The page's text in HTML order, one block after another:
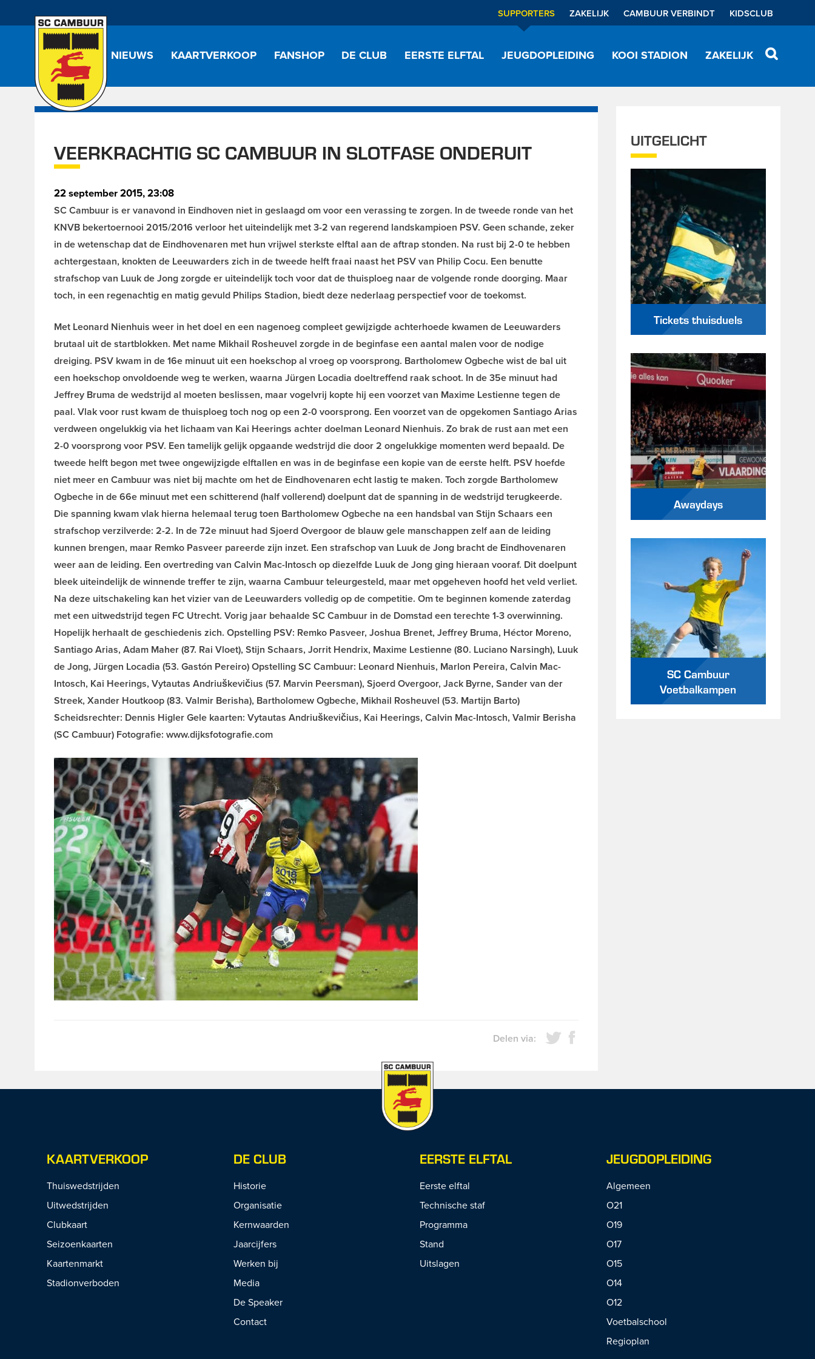
SUPPORTERS ZAKELIJK CAMBUUR VERBINDT KIDSCLUB
NIEUWS KAARTVERKOOP FANSHOP DE CLUB EERSTE ELFTAL JEUGDOPLEIDING KOOI STADION ZAKELIJK
VEERKRACHTIG SC CAMBUUR IN SLOTFASE ONDERUIT
22 september 2015, 23:08
SC Cambuur is er vanavond in Eindhoven niet in geslaagd om voor een verassing te zorgen. In de tweede ronde van het
KNVB bekertoernooi 2015/2016 verloor het uiteindelijk met 3-2 van regerend landskampioen PSV. Geen schande, zeker
in de wetenschap dat de Eindhovenaren met hun vrijwel sterkste elftal aan de aftrap stonden. Na rust bij 2-0 te hebben
achtergestaan, knokten de Leeuwarders zich in de tweede helft fraai naast het PSV van Philip Cocu. Een benutte
strafschop van Luuk de Jong zorgde er uiteindelijk toch voor dat de thuisploeg naar de volgende ronde doorging. Maar
toch, in een regenachtig en matig gevuld Philips Stadion, biedt deze nederlaag perspectief voor de toekomst.
Met Leonard Nienhuis weer in het doel en een nagenoeg compleet gewijzigde achterhoede kwamen de Leeuwarders
brutaal uit de startblokken. Met name Mikhail Rosheuvel zorgde in de beginfase een aantal malen voor de nodige
dreiging. PSV kwam in de 16e minuut uit een hoekschop al vroeg op voorsprong. Bartholomew Ogbeche wist de bal uit
een hoekschop onvoldoende weg te werken, waarna Jürgen Locadia doeltreffend raak schoot. In de 35e minuut had
Jeffrey Bruma de wedstrijd al moeten beslissen, maar vogelvrij kopte hij een voorzet van Maxime Lestienne tegen de
paal. Vlak voor rust kwam de thuisploeg toch nog op een 2-0 voorsprong. Een voorzet van de opgekomen Santiago Arias
verdween ongelukkig via het lichaam van Kai Heerings achter doelman Leonard Nienhuis. Zo brak de rust aan met een
2-0 voorsprong voor PSV. Een tamelijk gelijk opgaande wedstrijd die door 2 ongelukkige momenten werd bepaald. De
tweede helft begon met twee ongewijzigde elftallen en was in de beginfase een kopie van de eerste helft. PSV hoefde
niet meer en Cambuur was niet bij machte om het de Eindhovenaren echt lastig te maken. Toch zorgde Bartholomew
Ogbeche in de 66e minuut met een schitterend (half vollerend) doelpunt dat de spanning in de wedstrijd terugkeerde.
Die spanning kwam vlak hierna helemaal terug toen Bartholomew Ogbeche na een handsbal van Stijn Schaars een
strafschop verzilverde: 2-2. In de 72e minuut had Sjoerd Overgoor de blauw gele manschappen zelf aan de leiding
kunnen brengen, maar Remko Pasveer pareerde zijn inzet. Een strafschop van Luuk de Jong bracht de Eindhovenaren
weer aan de leiding. Een overtreding van Calvin Mac-Intosch op diezelfde Luuk de Jong ging hieraan vooraf. Dit doelpunt
bleek uiteindelijk de winnende treffer te zijn, waarna Cambuur teleurgesteld, maar met opgeheven hoofd het veld verliet.
Na deze uitschakeling kan het vizier van de Leeuwarders volledig op de competitie. Om te beginnen komende zaterdag
met een uitwedstrijd tegen FC Utrecht. Vorig jaar behaalde SC Cambuur in de Domstad een terechte 1-3 overwinning.
Hopelijk herhaalt de geschiedenis zich. Opstelling PSV: Remko Pasveer, Joshua Brenet, Jeffrey Bruma, Héctor Moreno,
Santiago Arias, Adam Maher (87. Rai Vloet), Stijn Schaars, Jorrit Hendrix, Maxime Lestienne (80. Luciano Narsingh), Luuk
de Jong, Jürgen Locadia (53. Gastón Pereiro) Opstelling SC Cambuur: Leonard Nienhuis, Marlon Pereira, Calvin Mac-
Intosch, Kai Heerings, Vytautas Andriuškevičius (57. Marvin Peersman), Sjoerd Overgoor, Jack Byrne, Sander van der
Streek, Xander Houtkoop (83. Valmir Berisha), Bartholomew Ogbeche, Mikhail Rosheuvel (53. Martijn Barto)
Scheidsrechter: Dennis Higler Gele kaarten: Vytautas Andriuškevičius, Kai Heerings, Calvin Mac-Intosch, Valmir Berisha
(SC Cambuur) Fotografie: www.dijksfotografie.com
Delen via:
UITGELICHT
Tickets thuisduels
Awaydays
SC Cambuur
Voetbalkampen
KAARTVERKOOP
Thuiswedstrijden
Uitwedstrijden
Clubkaart
Seizoenkaarten
Kaartenmarkt
Stadionverboden
DE CLUB
Historie
Organisatie
Kernwaarden
Jaarcijfers
Werken bij
Media
De Speaker
Contact
EERSTE ELFTAL
Eerste elftal
Technische staf
Programma
Stand
Uitslagen
JEUGDOPLEIDING
Algemeen
O21
O19
O17
O15
O14
O12
Voetbalschool
Regioplan